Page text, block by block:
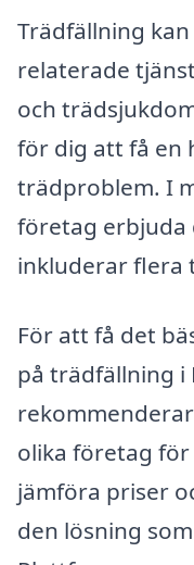
Trädfällning
relaterade
och
för dig att få en
trädproblem. I
företag erbjuda
inkluderar flera
För att få det
på trädfällning i
olika företag
jämföra priser
den lösning